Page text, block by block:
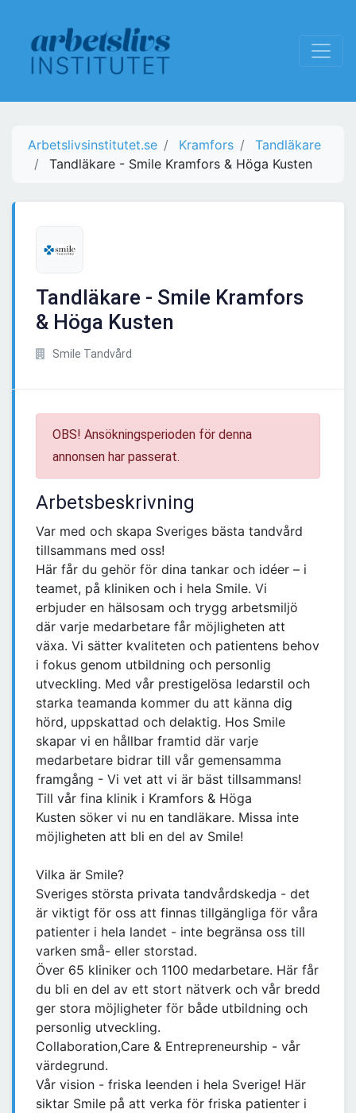
Arbetslivsinstitutet.se Kramfors
Tandläkare
Tandläkare - Smile Kramfors & Höga Kusten
Tandläkare - Smile Kramfors
& Höga Kusten
Smile Tandvård
OBS! Ansökningsperioden för denna
annonsen har passerat.
Arbetsbeskrivning
Var med och skapa Sveriges bästa tandvård
tillsammans med oss!
Här får du gehör för dina tankar och idéer – i
teamet, på kliniken och i hela Smile. Vi
erbjuder en hälsosam och trygg arbetsmiljö
där varje medarbetare får möjligheten att
växa. Vi sätter kvaliteten och patientens behov
i fokus genom utbildning och personlig
utveckling. Med vår prestigelösa ledarstil och
starka teamanda kommer du att känna dig
hörd, uppskattad och delaktig. Hos Smile
skapar vi en hållbar framtid där varje
medarbetare bidrar till vår gemensamma
framgång - Vi vet att vi är bäst tillsammans!
Till vår fina klinik i Kramfors & Höga
Kusten söker vi nu en tandläkare. Missa inte
möjligheten att bli en del av Smile!
Vilka är Smile?
Sveriges största privata tandvårdskedja - det
är viktigt för oss att finnas tillgängliga för våra
patienter i hela landet - inte begränsa oss till
varken små- eller storstad.
Över 65 kliniker och 1100 medarbetare. Här får
du bli en del av ett stort nätverk och vår bredd
ger stora möjligheter för både utbildning och
personlig utveckling.
Collaboration,Care & Entrepreneurship - vår
värdegrund.
Vår vision - friska leenden i hela Sverige! Här
siktar Smile på att verka för friska patienter i